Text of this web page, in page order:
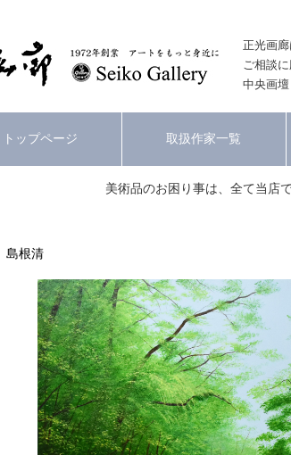
正光画
ご相談に
中央画壇
トップページ 取扱作家一覧
美術品のお困り事は、全て当店
島根清